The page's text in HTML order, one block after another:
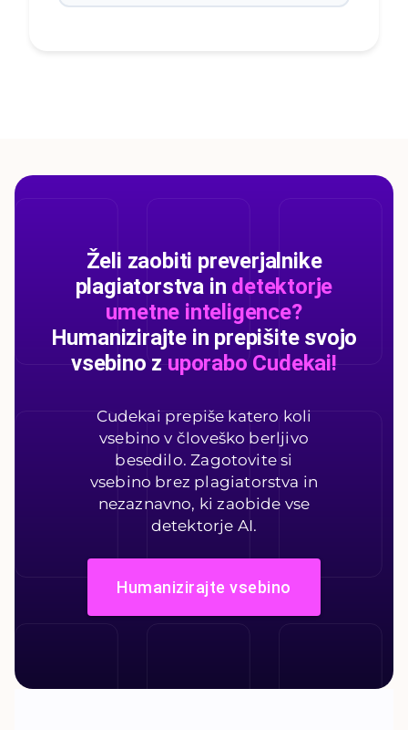
Želi zaobiti preverjalnike
plagiatorstva in detektorje
umetne inteligence?
Humanizirajte in prepišite svojo
vsebino z uporabo Cudekai!
Cudekai prepiše katero koli
vsebino v človeško berljivo
besedilo. Zagotovite si
vsebino brez plagiatorstva in
nezaznavno, ki zaobide vse
detektorje AI.
Humanizirajte vsebino